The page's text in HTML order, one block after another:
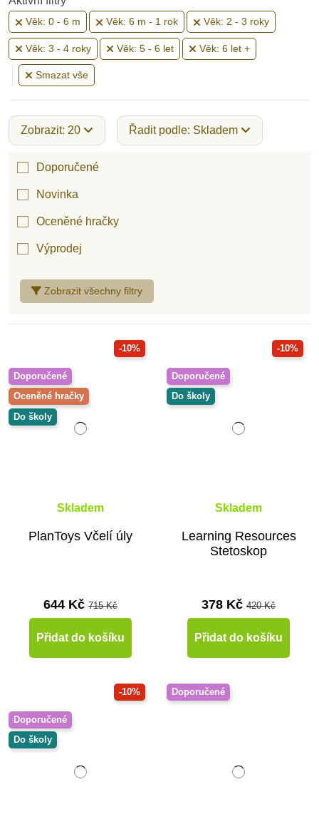
Věk: 0 - 6 m Věk: 6 m - 1 rok Věk: 2 - 3 roky
Věk: 3 - 4 roky Věk: 5 - 6 let Věk: 6 let +
Smazat vše
Zobrazit: 20 Řadit podle: Skladem
Zobrazit všechny filtry
Doporučené
Novinka
Oceněné hračky
Výprodej
-10%
Doporučené
Oceněné hračky
Do školy
Skladem
PlanToys Včelí úly
644 Kč 715 Kč
Přidat do košíku
-10%
Doporučené
Do školy
Skladem
Learning Resources
Stetoskop
378 Kč 420 Kč
Přidat do košíku
-10%
Doporučené
Do školy
Doporučené